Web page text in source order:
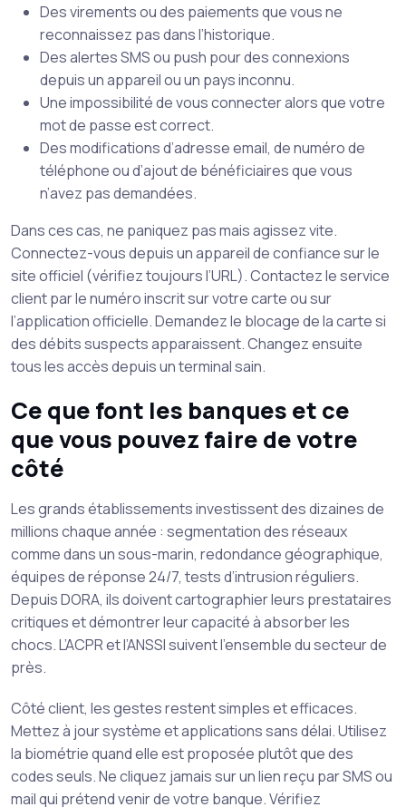
Des virements ou des paiements que vous ne
reconnaissez pas dans l’historique.
Des alertes SMS ou push pour des connexions
depuis un appareil ou un pays inconnu.
Une impossibilité de vous connecter alors que votre
mot de passe est correct.
Des modifications d’adresse email, de numéro de
téléphone ou d’ajout de bénéficiaires que vous
n’avez pas demandées.
Dans ces cas, ne paniquez pas mais agissez vite.
Connectez-vous depuis un appareil de confiance sur le
site officiel (vérifiez toujours l’URL). Contactez le service
client par le numéro inscrit sur votre carte ou sur
l’application officielle. Demandez le blocage de la carte si
des débits suspects apparaissent. Changez ensuite
tous les accès depuis un terminal sain.
Ce que font les banques et ce
que vous pouvez faire de votre
côté
Les grands établissements investissent des dizaines de
millions chaque année : segmentation des réseaux
comme dans un sous-marin, redondance géographique,
équipes de réponse 24/7, tests d’intrusion réguliers.
Depuis DORA, ils doivent cartographier leurs prestataires
critiques et démontrer leur capacité à absorber les
chocs. L’ACPR et l’ANSSI suivent l’ensemble du secteur de
près.
Côté client, les gestes restent simples et efficaces.
Mettez à jour système et applications sans délai. Utilisez
la biométrie quand elle est proposée plutôt que des
codes seuls. Ne cliquez jamais sur un lien reçu par SMS ou
mail qui prétend venir de votre banque. Vérifiez